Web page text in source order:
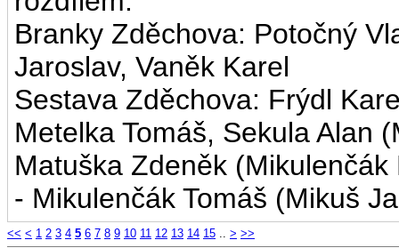
Branky Zděchova: Potočný
Jaroslav, Vaněk Karel
Sestava Zděchova: Frýdl
Metelka Tomáš, Sekula Alan
Matuška Zdeněk
- Mikulenčák Tomáš (Mikuš
<< < 1 2 3 4 5 6 7 8 9 10 11 12 13 14 15 .. > >>